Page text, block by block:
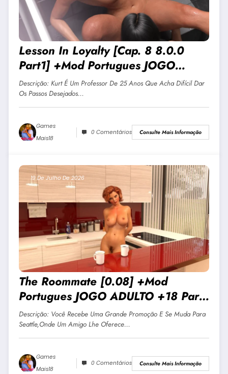
Lesson In Loyalty [Cap. 8 8.0.0
Part1] +Mod Portugues JOGO
ADULTO +18 Para Android E PC
Descrição: Kurt É Um Professor De 25 Anos Que Acha Difícil Dar
Os Passos Desejados…
Games
Mais18
0 Comentários Consulte Mais Informação
19 De Julho De 2026
The Roommate [0.08] +Mod
Portugues JOGO ADULTO +18 Para
Android E PC
Descrição: Você Recebe Uma Grande Promoção E Se Muda Para
Seattle,onde Um Amigo Lhe Oferece…
Games
Mais18
0 Comentários Consulte Mais Informação